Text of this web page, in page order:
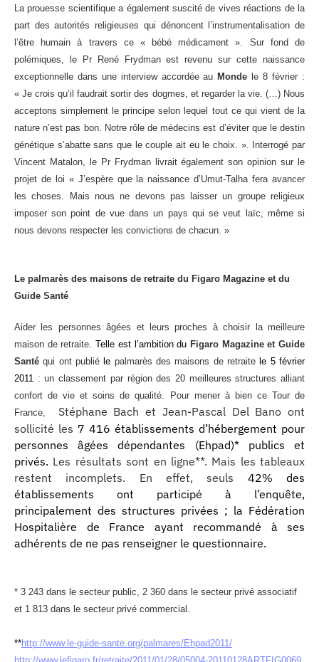
l’éditeur
un CHU
La prouesse scientifique a également suscité de vives réactions de la
part des autorités religieuses qui dénoncent l’instrumentalisation de
l’être humain à travers ce « bébé médicament ». Sur fond de
polémiques, le Pr René Frydman est revenu sur cette naissance
exceptionnelle dans une interview accordée auMonde le 8 février :
« Je crois qu’il faudrait sortir des dogmes, et regarder la vie. (…) Nous
acceptons simplement le principe selon lequel tout ce qui vient de la
nature n’est pas bon. Notre rôle de médecins est d’éviter que le destin
génétique s’abatte sans que le couple ait eu le choix. ». Interrogé par
Vincent Matalon, le Pr Frydman livrait également son opinion sur le
projet de loi « J’espère que la naissance d’Umut-Talha fera avancer
les choses. Mais nous ne devons pas laisser un groupe religieux
imposer son point de vue dans un pays qui se veut laïc, même si
nous devons respecter les convictions de chacun. »
Le palmarès des maisons de retraite du Figaro Magazine et du
Guide Santé
Aider les personnes âgées et leurs proches à choisir la meilleure
maison de retraite . Telle est l’ambition du Figaro Magazine et Guide
Santé qui ont publié le palmarès des maisons de retraitele 5 février
2011 : un classement par région des 20 meilleures structures alliant
confort de vie et soins de qualité. Pour mener à bien ce Tour de
France, Stéphane Bach et Jean-Pascal Del Bano ont
sollicité les 7 416 établissements d’hébergement pour
personnes âgées dépendantes (Ehpad)* publics et
privés. Les résultats sont en ligne**. Mais les tableaux
restent incomplets. En effet, seuls 42% des
établissements ont participé à l’enquête,
principalement des structures privées ; la Fédération
Hospitalière de France ayant recommandé à ses
adhérents de ne pas renseigner le questionnaire.
* 3 243 dans le secteur public, 2 360 dans le secteur privé associatif
et 1 813 dans le secteur privé commercial.
**http://www.le-guide-sante.org/palmares/Ehpad2011/